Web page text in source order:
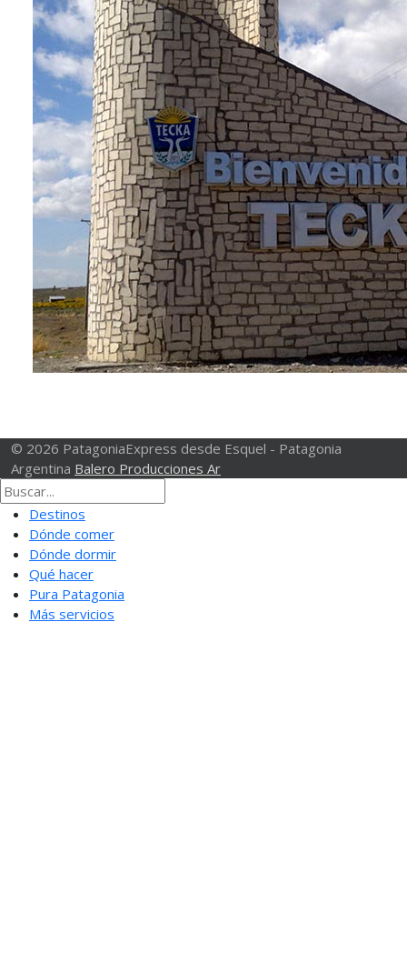
© 2026 PatagoniaExpress desde Esquel - Patagonia
Argentina Balero Producciones Ar
Destinos
Dónde comer
Dónde dormir
Qué hacer
Pura Patagonia
Más servicios